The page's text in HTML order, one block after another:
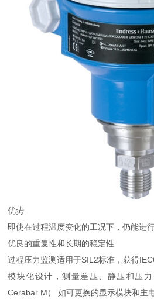
优势
即使在过程温度变化的工况下，仍能进
优良的重复性和长期的稳定性
过程压力监测适用于SIL2标准，获得
模块化设计，测量差压、静压和压力
Cerabar M）.如可更换的显示模块和主